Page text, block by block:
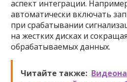
аспект интеграции.
автоматически включать
при срабатывании
на жестких дисках и
обрабатываемых данных.
Читайте также: